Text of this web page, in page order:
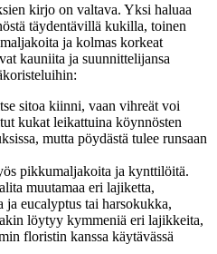
kirjo on valtava. Yksi haluaa
täydentävillä kukilla, toinen
ja kolmas korkeat
kauniita ja suunnittelijansa
sitoa kiinni, vaan vihreät voi
kukat leikattuina köynnösten
mutta pöydästä tulee runsaan
pikkumaljakoita ja kynttilöitä.
muutamaa eri lajiketta,
ja eucalyptus tai harsokukka,
löytyy kymmeniä eri lajikkeita,
floristin kanssa käytävässä